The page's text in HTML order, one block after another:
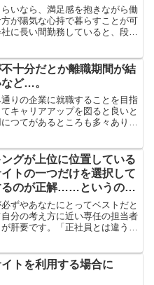
いなら、満足感を抱きながら働
が陽気な心持で暮らすことが可
に長い間勤務していると、段々
十分だとか離職期間が結
ど…。
りの企業に就職することを目指
キャリアアップを図ると良いと
つてがあるところも多々ありま
グが上位に位置している
トの一つだけを選択して
るのが正解……というのは
す…。
ずやあなたにとってベストだと
分の考え方に近い専任の担当者
肝要です。「正社員とは違う身
トを利用する場合に